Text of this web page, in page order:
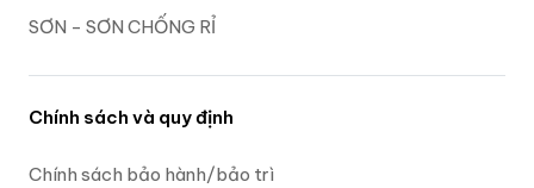
SƠN - SƠN CHỐNG RỈ
Chính sách và quy định
Chính sách bảo hành/bảo trì